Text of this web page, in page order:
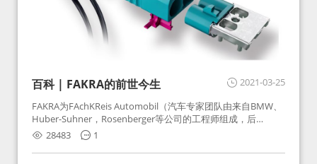
2021-03-25
百科 | FAKRA的前世今生
FAKRA为FAchKReis Automobil（汽车专家团队由来自BMW、
Huber-Suhner，Rosenberger等公司的工程师组成，后
Huber-Suhner相关连接器业务及技术在2010年并入
Rosenberger）缩写。起初为BMW需求用于车载收音机天线连
接，如今FAKRA已成为汽车行业通用标准的射频连接器，被业
28483 1